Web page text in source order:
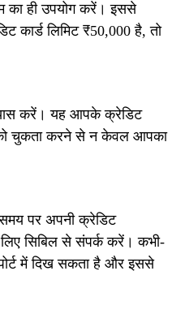
का ही उपयोग करें। इससे
कार्ड लिमिट ₹50,000 है, तो
करें। यह आपके क्रेडिट
को चुकता करने से न केवल आपका
पर अपनी क्रेडिट
सिबिल से संपर्क करें। कभी-
में दिख सकता है और इससे